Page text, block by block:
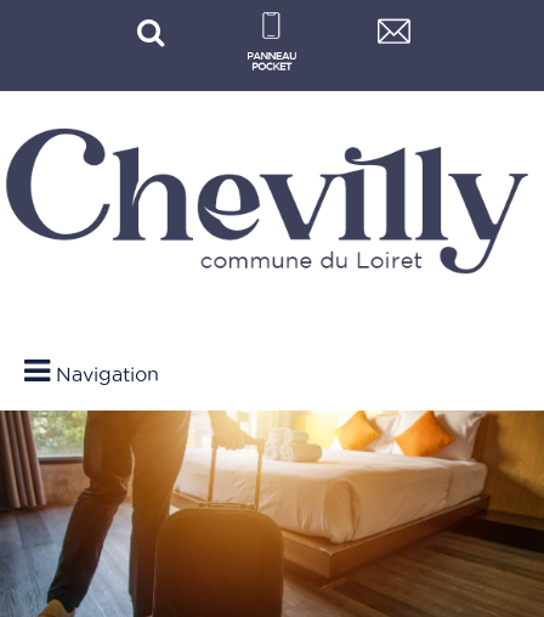
Navigation